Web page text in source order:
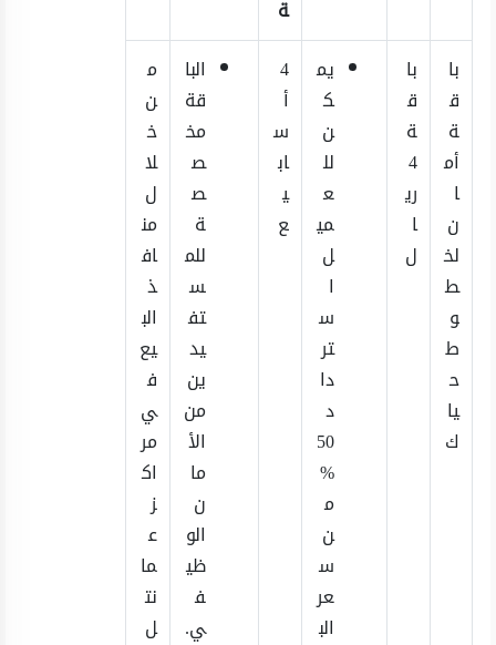
ة
با
ق
ة
أم
ا
ن
لخ
ط
و
ط
ح
يا
ك
با
ق
ة
4
ري
ا
ل
يم
ك
ن
لل
ع
مي
ل
ا
س
تر
دا
د
50
%
م
ن
س
عر
الب
4
أ
س
اب
ي
ع
البا
قة
مخ
ص
ص
ة
للم
س
تف
يد
ين
من
الأ
ما
ن
الو
ظي
ف
ي.
م
ن
خ
لا
ل
من
اف
ذ
الب
يع
ف
ي
مر
اك
ز
ع
ما
نت
ل